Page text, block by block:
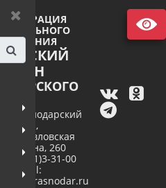
РАЙОН
Краснодарский
край,
Павловская
Пушкина, 260
+7(86191)3-31-00
e-mail: